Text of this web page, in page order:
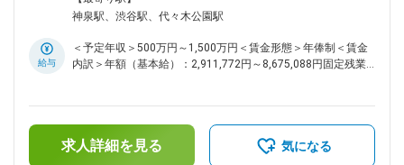
経験を積み、番組プロデューサーなど、ABEMAのコンテンツ
参照
業務 ・海外のライセンシーへの宣伝素材の監修と納品業務 ・
本ポジションの魅力： サイバーエージェントグループは、
ABEMAに代表される配信メディア事業、ゲーム事業、イベン
にあります。 ■配属先について： アニメ＆IP事業本部では、IP
ビジネスの拡大を目指し、アニメ作品を中心とした企画プロデ
ュースを行っています。オリジナルアニメ開発やコミック原作
のアニメ化をはじめ、人気IPのマーチャンダイジングなど、企
トワーク含む）
神泉駅、渋谷駅、代々木公園駅
給与
＜予定年収＞500万円～1,500万円＜賃金形態＞年俸制＜賃金
内訳＞年額（基本給）：2,911,772円～8,675,088円固定残業
給有無＞有＜残業手当＞有＜給与補足＞※経験・能力を考慮の
上、当社規定により優遇します。※半期ごとの目標管理制度を
導入しており、評価に応じて年俸を見直します。■給与改定：
求人詳細を見る 気になる